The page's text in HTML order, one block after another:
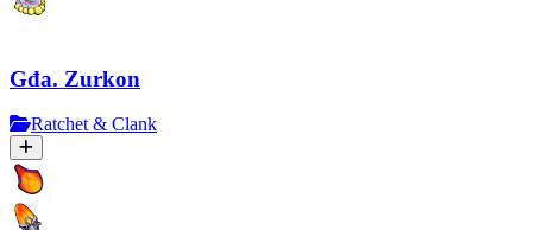
Gđa. Zurkon
Ratchet & Clank